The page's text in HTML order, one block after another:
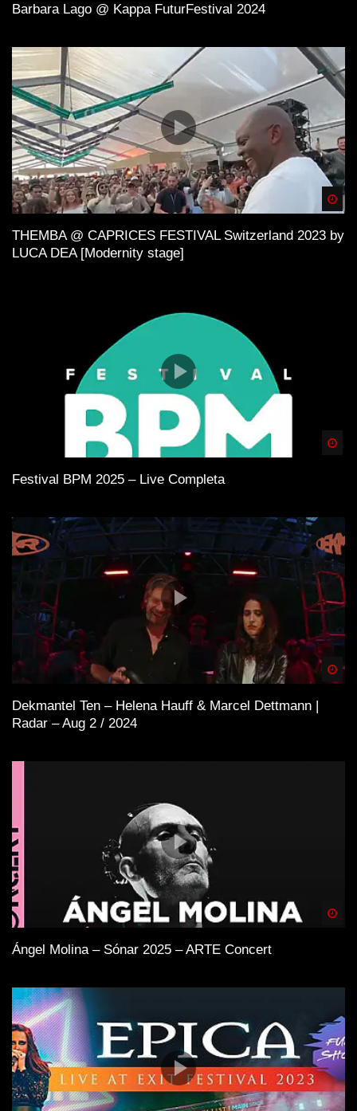
Barbara Lago @ Kappa FuturFestival 2024
THEMBA @ CAPRICES FESTIVAL Switzerland 2023 by
LUCA DEA [Modernity stage]
Festival BPM 2025 – Live Completa
Dekmantel Ten – Helena Hauff & Marcel Dettmann |
Radar – Aug 2 / 2024
Ángel Molina – Sónar 2025 – ARTE Concert